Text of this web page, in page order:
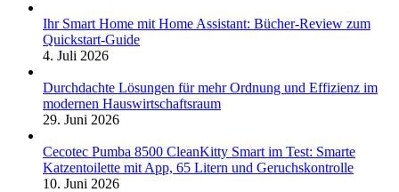
Ihr Smart Home mit Home Assistant: Bücher-Review zum
Quickstart-Guide
4. Juli 2026
Durchdachte Lösungen für mehr Ordnung und Effizienz im
modernen Hauswirtschaftsraum
29. Juni 2026
Cecotec Pumba 8500 CleanKitty Smart im Test: Smarte
Katzentoilette mit App, 65 Litern und Geruchskontrolle
10. Juni 2026